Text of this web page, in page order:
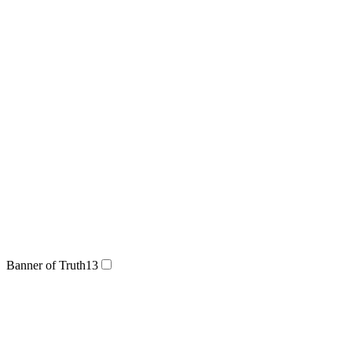
Banner of Truth13